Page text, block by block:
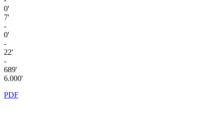
0'
7'
-
0'
-
22'
-
689'
6.000'
PDF